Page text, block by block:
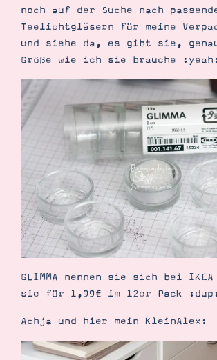
Suche Impressum Datenschutz
noch auf der Suche nach
Teelichtgläsern für meine
und siehe da, es gibt sie,
Größe wie ich sie brauche :yeah:
GLIMMA nennen sie sich bei
sie für 1,99€ im 12er Pack
Achja und hier mein KleinAlex: